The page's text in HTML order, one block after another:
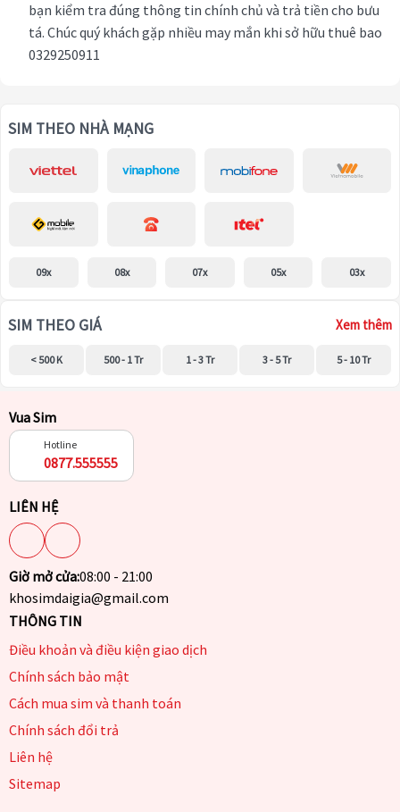
bạn kiểm tra đúng thông tin chính chủ và trả tiền cho bưu
tá. Chúc quý khách gặp nhiều may mắn khi sở hữu thuê bao
0329250911
SIM THEO NHÀ MẠNG
09x 08x 07x 05x 03x
SIM THEO GIÁ Xem thêm
< 500 K 500 - 1 Tr 1 - 3 Tr 3 - 5 Tr 5 - 10 Tr
Vua Sim
Hotline
0877.555555
LIÊN HỆ
Giờ mở cửa:08:00 - 21:00
khosimdaigia@gmail.com
THÔNG TIN
Điều khoản và điều kiện giao dịch
Chính sách bảo mật
Cách mua sim và thanh toán
Chính sách đổi trả
Liên hệ
Sitemap